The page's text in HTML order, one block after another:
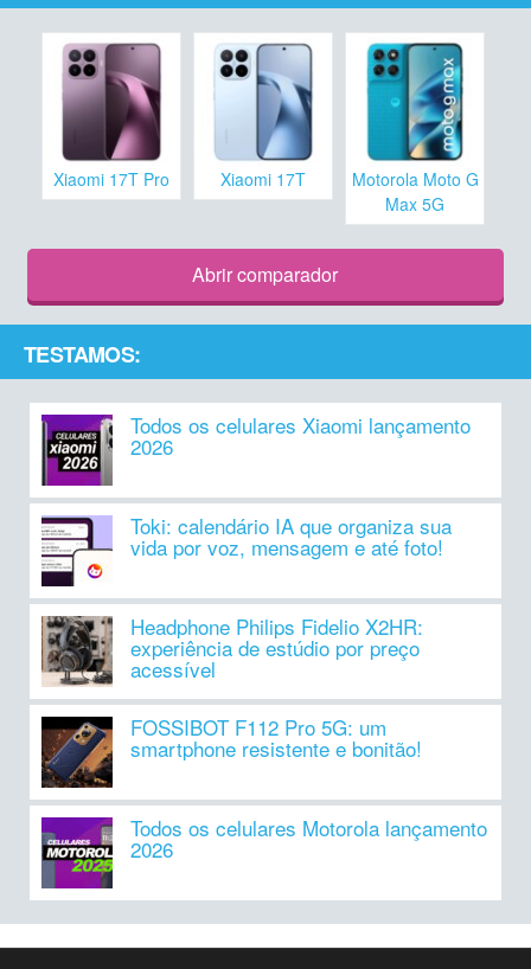
Xiaomi 17T Pro Xiaomi 17T
Motorola Moto G
Max 5G
Abrir comparador
TESTAMOS:
Todos os celulares Xiaomi lançamento
2026
Toki: calendário IA que organiza sua
vida por voz, mensagem e até foto!
Headphone Philips Fidelio X2HR:
experiência de estúdio por preço
acessível
FOSSIBOT F112 Pro 5G: um
smartphone resistente e bonitão!
Todos os celulares Motorola lançamento
2026